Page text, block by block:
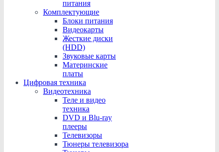
питания
Комплектующие
Блоки питания
Видеокарты
Жесткие диски
(HDD)
Звуковые карты
Материнские
платы
Цифровая техника
Видеотехника
Теле и видео
техника
DVD и Blu-ray
плееры
Телевизоры
Тюнеры телевизора